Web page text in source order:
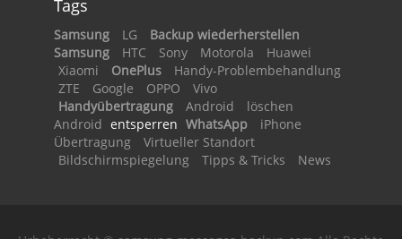
Tags
Samsung LG
Backup wiederherstellen
Samsung
HTC Sony Motorola
Huawei
Xiaomi
OnePlus
Handy-Problembehandlung
ZTE
Google OPPO
Vivo
Handyübertragung
Android
löschen
Android entsperren WhatsApp
iPhone
Übertragung
Virtueller Standort
Bildschirmspiegelung
Tipps & Tricks News